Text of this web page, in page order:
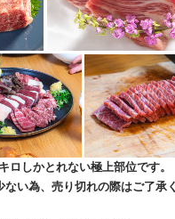
ロしかとれない極上部位です。
ない為、売り切れの際はご了承